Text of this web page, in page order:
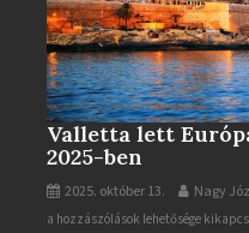
Valletta lett
2025-ben
2025. október 13. Nagy
Valletta
a hozzászólások lehetősége